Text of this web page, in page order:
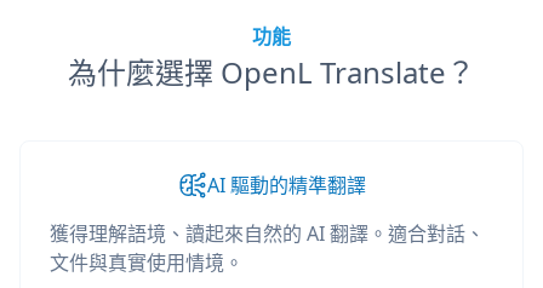
功能
為什麼選擇 OpenL Translate？
AI 驅動的精準翻譯
獲得理解語境、讀起來自然的 AI 翻譯。適合對話、
文件與真實使用情境。